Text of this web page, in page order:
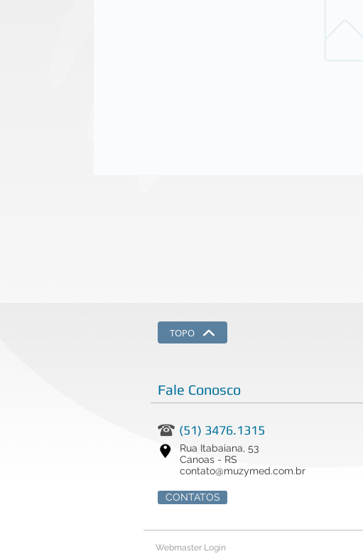
Fale Conosco
Rua Itabaiana, 53
Canoas - RS
contato@muzymed.com.br
Webmaster Login
(51) 3476.1315
CONTATOS
TOPO